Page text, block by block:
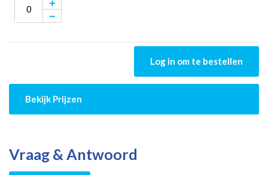
Log in om te bestellen
Bekijk Prijzen
Vraag & Antwoord